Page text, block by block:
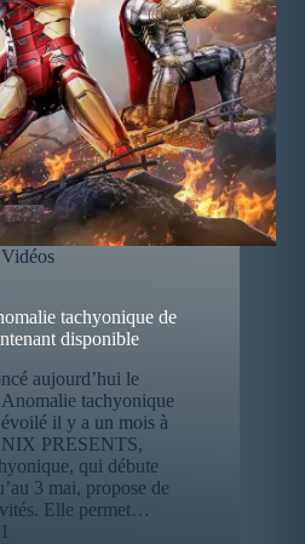
Vidéos
tachyonique de
disponible
aujourd’hui le
Anomalie tachyonique
il y a un mois à
PRESENTS,
qui débute
3 mai, propose de
Elle permet…